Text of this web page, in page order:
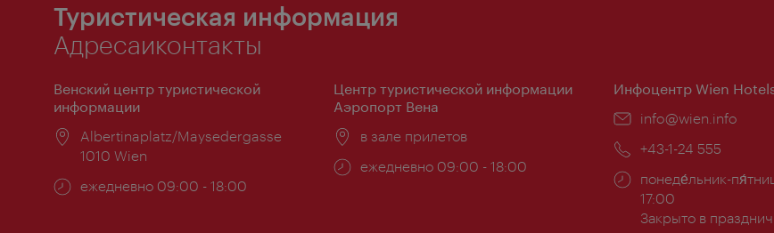
Туристическая информация
Адресаиконтакты
Венский центр туристической
информации
Расположение:
Albertinaplatz/Maysedergasse
1010 Wien
Часы
ежедневно 09:00 - 18:00
Центр туристической информации
Аэропорт Вена
Расположение:
в зале прилетов
Часы
ежедневно 09:00 - 18:00
Инфоцентр Wien
Эл.
info@wien.info
Телефон:
+43-1-24 555
Часы
работы:
понеде́льник-
17:00
Закрыто в